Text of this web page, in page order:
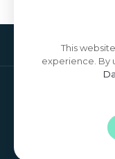
© 2022
This
experience. By